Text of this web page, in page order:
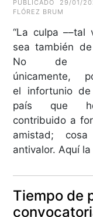
PUBLICADO 29/01/
FLÓREZ BRUM
“La culpa ––tal
sea también
No de
únicamente,
el infortunio
país que
contribuido a
amistad;
antivalor. Aquí
Tiempo de